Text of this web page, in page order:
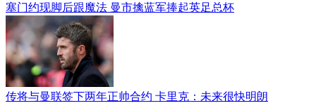
塞门约现脚后跟魔法 曼市擒蓝军捧起英足总杯
传将与曼联签下两年正帅合约 卡里克：未来很快明朗